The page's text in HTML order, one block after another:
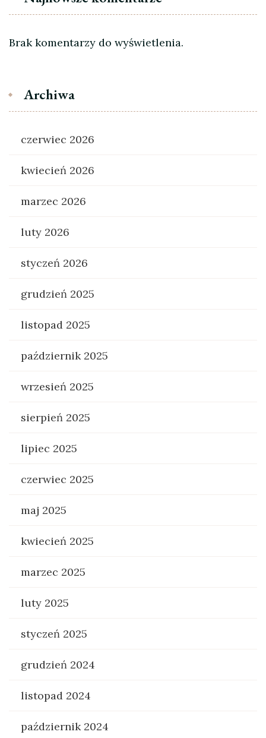
Brak komentarzy do wyświetlenia.
Archiwa
czerwiec 2026
kwiecień 2026
marzec 2026
luty 2026
styczeń 2026
grudzień 2025
listopad 2025
październik 2025
wrzesień 2025
sierpień 2025
lipiec 2025
czerwiec 2025
maj 2025
kwiecień 2025
marzec 2025
luty 2025
styczeń 2025
grudzień 2024
listopad 2024
październik 2024